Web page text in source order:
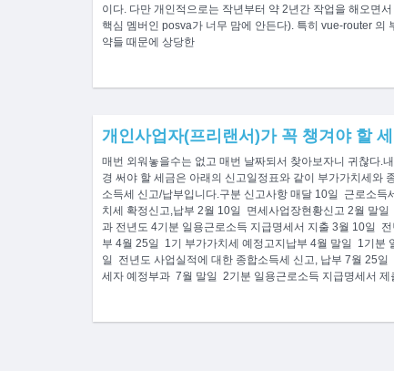
이다. 다만 개인적으로는 작년부터 약 2년간 작업을 해오면
핵심 멤버인 posva가 너무 맘에 안든다). 특히 vue-router 의
약들 때문에 상당한
개인사업자(프리랜서)가 꼭 챙겨야 할
매번 외워놓을수는 없고 매번 날짜되서 찾아보자니 귀찮다.
경 써야 할 세금은 아래의 신고일정표와 같이 부가가치세와
소득세 신고/납부입니다.구분 신고사항 매달 10일 근로소
치세 확정신고,납부 2월 10일 면세사업장현황신고 2월 말
과 전년도 4기분 일용근로소득 지급명세서 지출 3월 10일
부 4월 25일 1기 부가가치세 예정고지납부 4월 말일 1기분
일 전년도 사업실적에 대한 종합소득세 신고, 납부 7월 25
세자 예정부과 7월 말일 2기분 일용근로소득 지급명세서 제